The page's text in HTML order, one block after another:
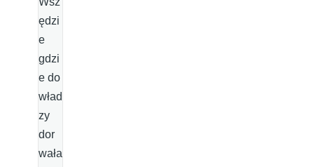
ędzi
e
gdzi
e do
wład
zy
dor
wała